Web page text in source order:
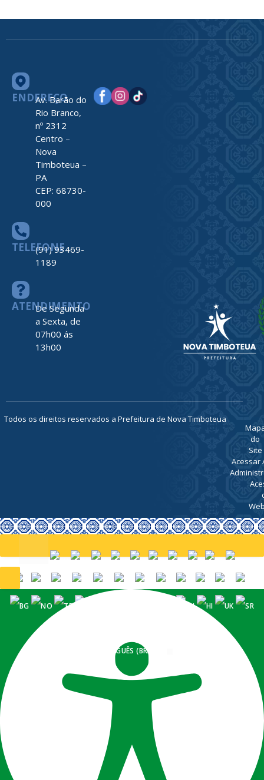
ENDEREÇO
Av. Barão do
Rio Branco,
nº 2312
Centro –
Nova
Timboteua –
PA
CEP: 68730-
000
TELEFONE
(91) 93469-
1189
ATENDIMENTO
De Segunda
a Sexta, de
07h00 ás
13h00
Todos os direitos reservados a Prefeitura de Nova Timboteua
do
Site
Acessar
PORTUGUÊS (BRASIL)